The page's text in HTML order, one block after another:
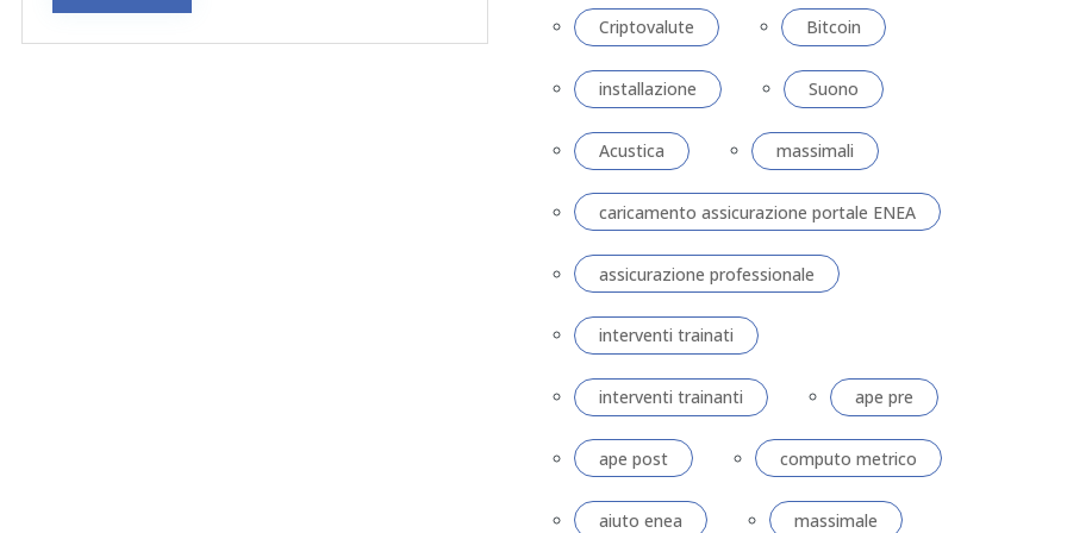
Criptovalute Bitcoin
installazione Suono
Acustica massimali
caricamento assicurazione portale ENEA
assicurazione professionale
interventi trainati
interventi trainanti ape pre
ape post computo metrico
aiuto enea massimale